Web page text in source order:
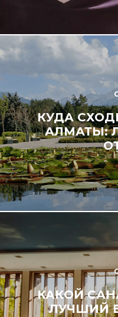
КУДА
АЛМАТЫ:
КАКОЙ
ЛУЧШИЙ